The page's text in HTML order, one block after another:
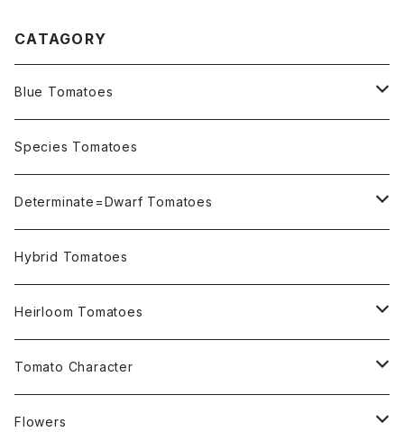
CATAGORY
Blue Tomatoes
OSU INDIGO Series
Not OSU Blue Tomatoes
Species Tomatoes
Determinate=Dwarf Tomatoes
Micro Determinate 10cm~30cm
Small Determinate 30cm~50cm
Medium Determinate 50~100cm
Large Determinate 100~150cm
Hybrid Tomatoes
Heirloom Tomatoes
Amber Heirloom Tomatoes
Bi-Color Heirloom Tomatoes
Tomato Character
Culinary Uses
Flowers